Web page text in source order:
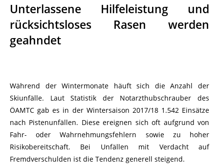
Unterlassene Hilfeleistung und
rücksichtsloses Rasen werden
geahndet
Während der Wintermonate häuft sich die Anzahl der
Skiunfälle. Laut Statistik der Notarzthubschrauber des
ÖAMTC gab es in der Wintersaison 2017/18 1.542 Einsätze
nach Pistenunfällen. Diese ereignen sich oft aufgrund von
Fahr- oder Wahrnehmungsfehlern sowie zu hoher
Risikobereitschaft. Bei Unfällen mit Verdacht auf
Fremdverschulden ist die Tendenz generell steigend.